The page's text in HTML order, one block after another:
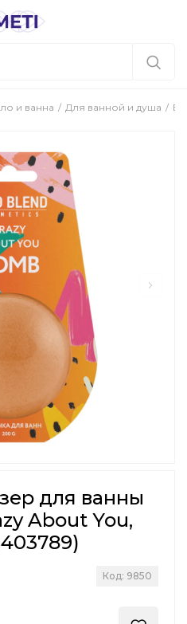
и ванна Для ванной и душа
для ванны
About You,
Код: 9850